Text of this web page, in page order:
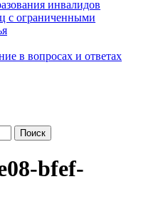
инвалидов
с ограниченными
в вопросах и ответах
bfef-